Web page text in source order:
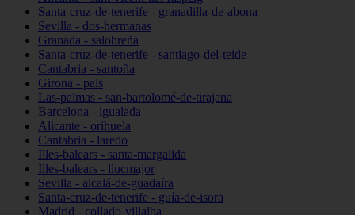
Santa-cruz-de-tenerife - granadilla-de-abona
Sevilla - dos-hermanas
Granada - salobreña
Santa-cruz-de-tenerife - santiago-del-teide
Cantabria - santoña
Girona - pals
Las-palmas - san-bartolomé-de-tirajana
Barcelona - igualada
Alicante - orihuela
Cantabria - laredo
Illes-balears - santa-margalida
Illes-balears - llucmajor
Sevilla - alcalá-de-guadaíra
Santa-cruz-de-tenerife - guía-de-isora
Madrid - collado-villalba